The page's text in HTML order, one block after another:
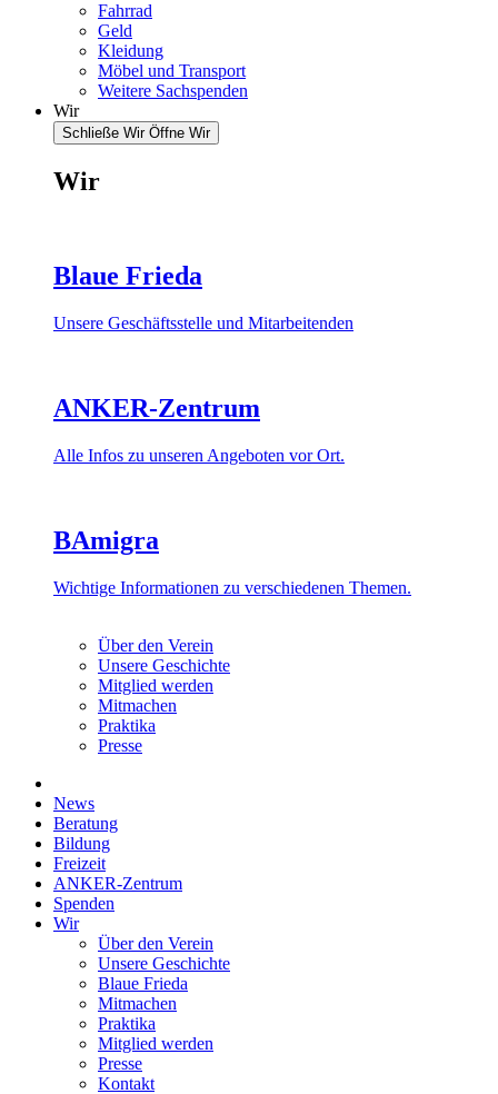
Fahrrad
Geld
Kleidung
Möbel und Transport
Weitere Sachspenden
Wir
Schließe Wir Öffne Wir
Wir
Blaue Frieda
Unsere Geschäftsstelle und Mitarbeitenden
ANKER-Zentrum
Alle Infos zu unseren Angeboten vor Ort.
BAmigra
Wichtige Informationen zu verschiedenen Themen.
Über den Verein
Unsere Geschichte
Mitglied werden
Mitmachen
Praktika
Presse
News
Beratung
Bildung
Freizeit
ANKER-Zentrum
Spenden
Wir
Über den Verein
Unsere Geschichte
Blaue Frieda
Mitmachen
Praktika
Mitglied werden
Presse
Kontakt